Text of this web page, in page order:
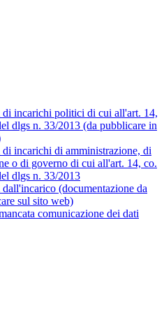
incarichi politici di cui all'art. 14,
dlgs n. 33/2013 (da pubblicare in
incarichi di amministrazione, di
o di governo di cui all'art. 14, co.
dlgs n. 33/2013
dall'incarico (documentazione da
sul sito web)
comunicazione dei dati